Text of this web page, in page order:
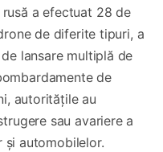
a efectuat 28 de
de diferite tipuri, a
lansare multiplă de
de
autoritățile au
sau avariere a
automobilelor.